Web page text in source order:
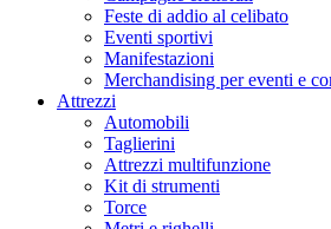
Feste di addio al celibato
Eventi sportivi
Manifestazioni
Merchandising per eventi e
Attrezzi
Automobili
Taglierini
Attrezzi multifunzione
Kit di strumenti
Torce